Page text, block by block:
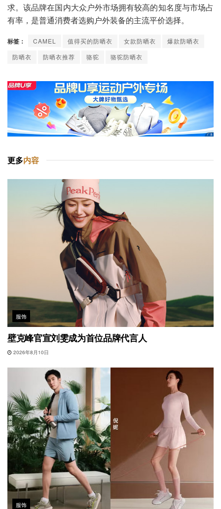
求。该品牌在国内大众户外市场拥有较高的知名度与市场占
有率，是普通消费者选购户外装备的主流平价选择。
标签： CAMEL 值得买的防晒衣 女款防晒衣
爆款防晒衣
防晒衣
防晒衣推荐 骆驼 骆驼防晒衣
更多内容
服饰
壁克峰官宣刘雯成为首位品牌代言人
2026年8月10日
服饰